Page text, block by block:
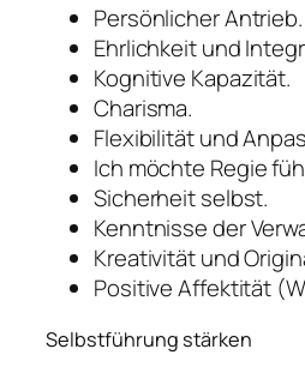
Persönlicher Antrieb.
Ehrlichkeit und
Kognitive Kapazität.
Charisma.
Flexibilität und
Ich möchte Regie
Sicherheit selbst.
Kenntnisse der
Kreativität und
Positive Affektität
Selbstführung stärken